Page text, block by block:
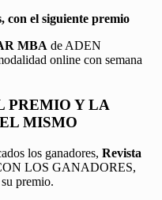
con el siguiente premio
MBA de ADEN
online con semana
PREMIO Y LA
MISMO
los ganadores, Revista
LOS GANADORES,
premio.